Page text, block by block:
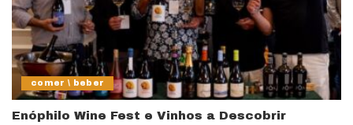
comer \ beber
Enóphilo Wine Fest e Vinhos a Descobrir